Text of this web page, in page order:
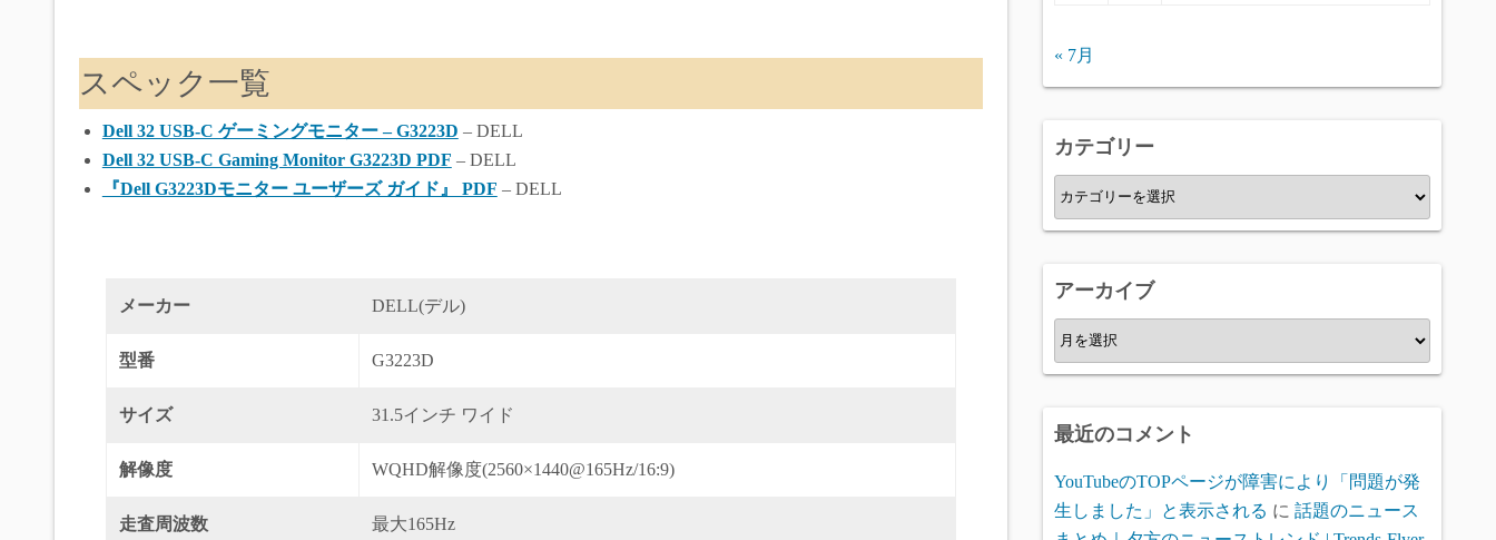
スペック一覧
Dell 32 USB-C ゲーミングモニター – G3223D – DELL
Dell 32 USB-C Gaming Monitor G3223D PDF – DELL
『Dell G3223Dモニター ユーザーズ ガイド』 PDF – DELL
メーカー DELL(デル)
型番 G3223D
サイズ 31.5インチ ワイド
解像度 WQHD解像度(2560×1440@165Hz/16:9)
走査周波数 最大165Hz
« 7月
カテゴリー
カ
テ
ー
アーカイブ
ア
ー
ブ
最近のコメント
YouTubeのTOPページが障害により「問題が発
生しました」と表示される に 話題のニュース